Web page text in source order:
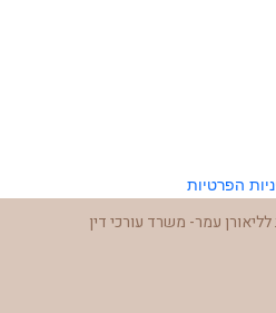
הפרטיות
עמר- משרד עורכי דין